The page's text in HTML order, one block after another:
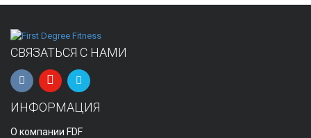
СВЯЗАТЬСЯ С НАМИ
ИНФОРМАЦИЯ
О компании FDF